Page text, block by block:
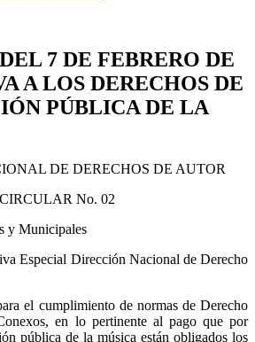
7 DE FEBRERO DE
A LOS DERECHOS DE
PÚBLICA DE LA
DE DERECHOS DE AUTOR
CIRCULAR No. 02
y Municipales
Especial Dirección Nacional de Derecho
el cumplimiento de normas de Derecho
en lo pertinente al pago que por
pública de la música están obligados los